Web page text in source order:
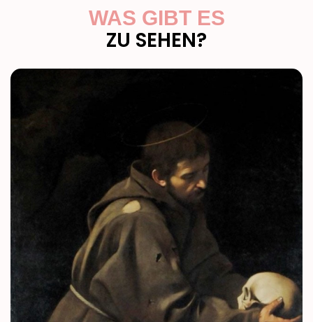
WAS GIBT ES
ZU SEHEN?